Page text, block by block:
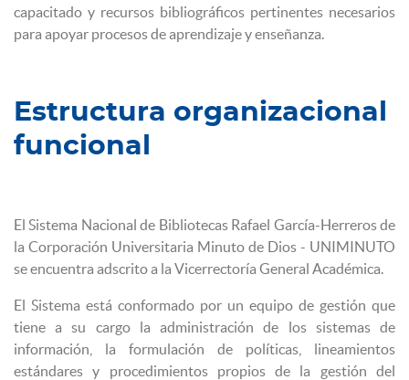
capacitado y recursos bibliográficos pertinentes necesarios
para apoyar procesos de aprendizaje y enseñanza.
Estructura organizacional
funcional
El Sistema Nacional de Bibliotecas Rafael García-Herreros de
la Corporación Universitaria Minuto de Dios - UNIMINUTO
se encuentra adscrito a la Vicerrectoría General Académica.
El Sistema está conformado por un equipo de gestión que
tiene a su cargo la administración de los sistemas de
información, la formulación de políticas, lineamientos
estándares y procedimientos propios de la gestión del